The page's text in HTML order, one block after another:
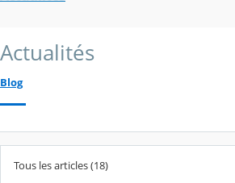
Actualités
Blog
Tous les articles (18)